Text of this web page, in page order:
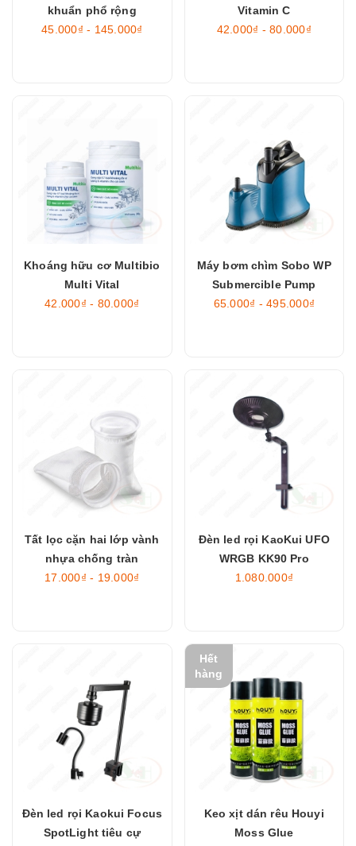
khuẩn phổ rộng
45.000₫ - 145.000₫
Vitamin C
42.000₫ - 80.000₫
Khoáng hữu cơ Multibio
Multi Vital
42.000₫ - 80.000₫
Máy bơm chìm Sobo WP
Submercible Pump
65.000₫ - 495.000₫
Tất lọc cặn hai lớp vành
nhựa chống tràn
17.000₫ - 19.000₫
Đèn led rọi KaoKui UFO
WRGB KK90 Pro
1.080.000₫
Đèn led rọi Kaokui Focus
SpotLight tiêu cự
Hết
hàng
Keo xịt dán rêu Houyi
Moss Glue